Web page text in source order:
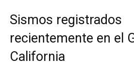
Sismos registrados
recientemente en el
California